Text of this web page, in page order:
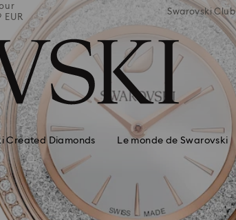
Livraison standard gratuite pour
une commande supérieure à 99 EUR
Swarovski Club
Created Diamonds Le monde de Swarovski